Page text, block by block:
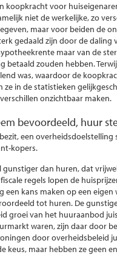
koopkracht voor
niet de werkelijke, zo
maar voor beiden de
gedaald zijn door de
maar van de
betaald zouden hebben.
was, waardoor de
in de statistieken
onzichtbaar maken.
bevoordeeld, huur
een overheidsdoelstelling
kopers.
gunstiger dan huren, dat
regels lopen de
een kans maken op een
tot huren. De
groei van het huuraanbod
waren, zijn daar door
door overheidsbeleid
keus, maar hebben ze geen